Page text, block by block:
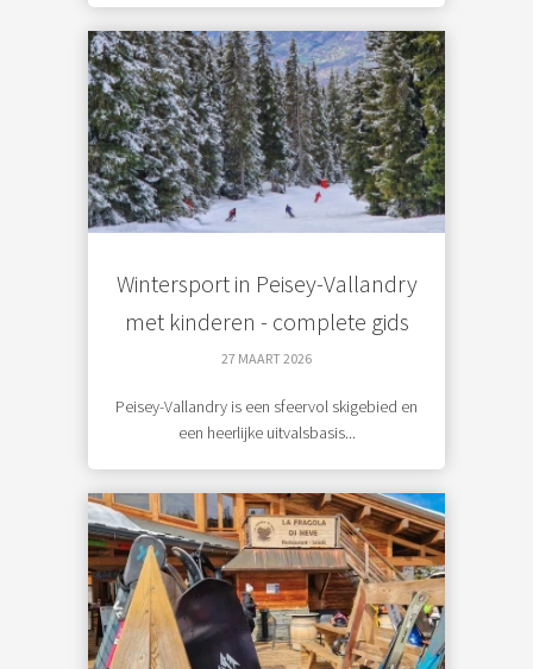
Wintersport in Peisey-Vallandry
met kinderen - complete gids
27 MAART 2026
Peisey-Vallandry is een sfeervol skigebied en
een heerlijke uitvalsbasis...